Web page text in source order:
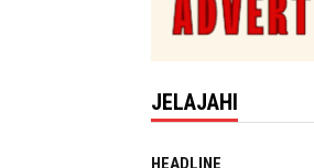
JELAJAHI
HEADLINE